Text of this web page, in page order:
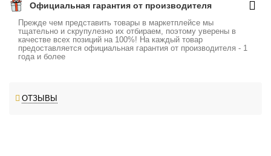
Официальная гарантия от производителя
Прежде чем представить товары в маркетплейсе мы
тщательно и скрупулезно их отбираем, поэтому уверены в
качестве всех позиций на 100%! На каждый товар
предоставляется официальная гарантия от производителя - 1
года и более
ОТЗЫВЫ